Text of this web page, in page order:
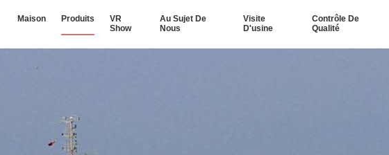
Maison Produits
VR
Show
Au Sujet De
Nous
Visite
D'usine
Contrôle De
Qualité